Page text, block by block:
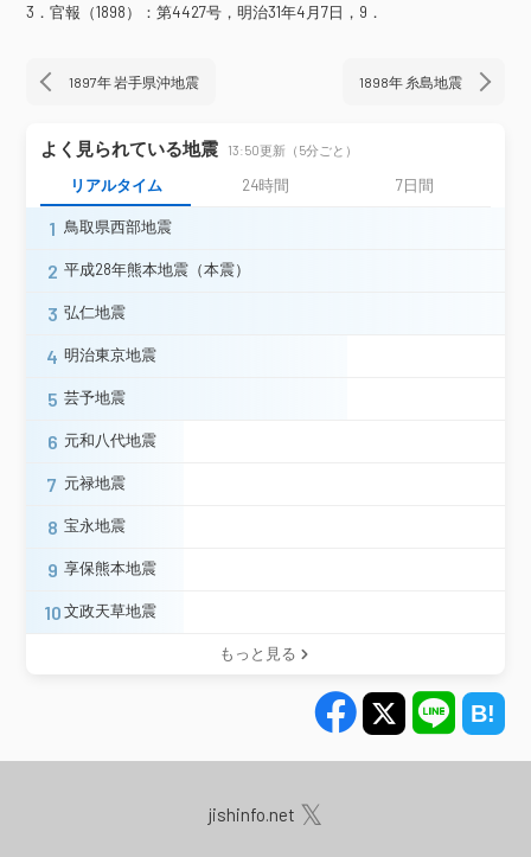
岐阜県
岐阜市
3．官報（1898）：第4427号，明治31年4月7日，9．
1897年 岩手県沖地震 1898年 糸島地震
よく見られている地震 13:50更新（5分ごと）
リアルタイム 24時間 7日間
1 鳥取県西部地震
2 平成28年熊本地震（本震）
3 弘仁地震
4 明治東京地震
5 芸予地震
6 元和八代地震
7 元禄地震
8 宝永地震
9 享保熊本地震
10 文政天草地震
もっと見る
jishinfo.net 𝕏